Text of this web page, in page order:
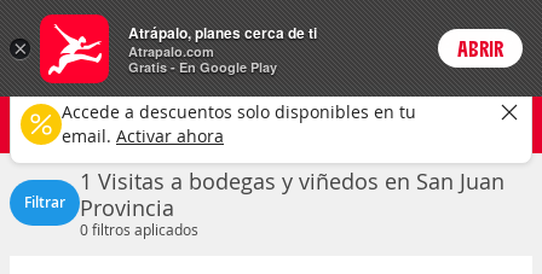
Actividades Login
San Juan
Visitas a bodegas y viñedos Selecciona una fecha
CAMBIAR
Filtrar
1 Visitas a bodegas y viñedos en San Juan
Provincia
0filtros aplicados
×
Atrápalo, planes cerca de ti
Atrapalo.com
Gratis - En Google Play
ABRIR
Accede a descuentos solo disponibles en tu
email. Activar ahora